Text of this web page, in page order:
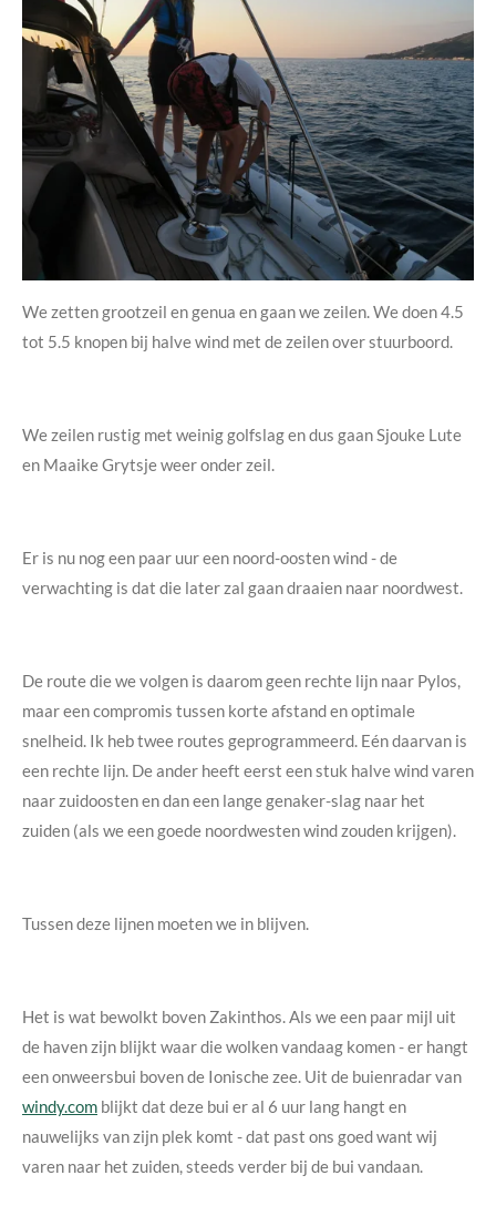
We zetten grootzeil en genua en gaan we zeilen. We doen 4.5
tot 5.5 knopen bij halve wind met de zeilen over stuurboord.
We zeilen rustig met weinig golfslag en dus gaan Sjouke Lute
en Maaike Grytsje weer onder zeil.
Er is nu nog een paar uur een noord-oosten wind - de
verwachting is dat die later zal gaan draaien naar noordwest.
De route die we volgen is daarom geen rechte lijn naar Pylos,
maar een compromis tussen korte afstand en optimale
snelheid. Ik heb twee routes geprogrammeerd. Eén daarvan is
een rechte lijn. De ander heeft eerst een stuk halve wind varen
naar zuidoosten en dan een lange genaker-slag naar het
zuiden (als we een goede noordwesten wind zouden krijgen).
Tussen deze lijnen moeten we in blijven.
Het is wat bewolkt boven Zakinthos. Als we een paar mijl uit
de haven zijn blijkt waar die wolken vandaag komen - er hangt
een onweersbui boven de Ionische zee. Uit de buienradar van
windy.com blijkt dat deze bui er al 6 uur lang hangt en
nauwelijks van zijn plek komt - dat past ons goed want wij
varen naar het zuiden, steeds verder bij de bui vandaan.